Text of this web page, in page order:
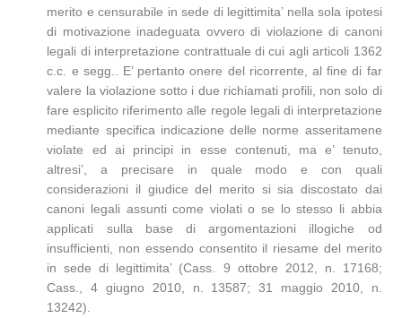
merito e censurabile in sede di legittimita’ nella sola ipotesi
di motivazione inadeguata ovvero di violazione di canoni
legali di interpretazione contrattuale di cui agli articoli 1362
c.c. e segg.. E’ pertanto onere del ricorrente, al fine di far
valere la violazione sotto i due richiamati profili, non solo di
fare esplicito riferimento alle regole legali di interpretazione
mediante specifica indicazione delle norme asseritamene
violate ed ai principi in esse contenuti, ma e’ tenuto,
altresi’, a precisare in quale modo e con quali
considerazioni il giudice del merito si sia discostato dai
canoni legali assunti come violati o se lo stesso li abbia
applicati sulla base di argomentazioni illogiche od
insufficienti, non essendo consentito il riesame del merito
in sede di legittimita’ (Cass. 9 ottobre 2012, n. 17168;
Cass., 4 giugno 2010, n. 13587; 31 maggio 2010, n.
13242).